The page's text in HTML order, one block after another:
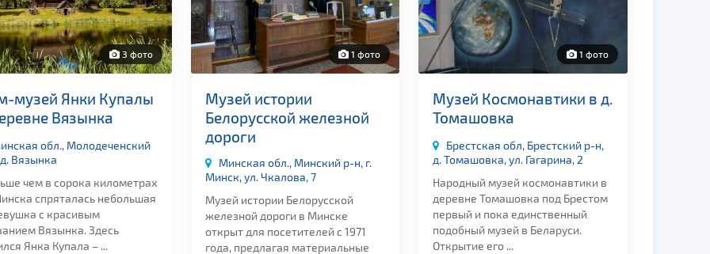
3 фото
музей Янки Купалы
Вязынка
обл., Молодеченский
Вязынка
чем в сорока километрах
спряталась небольшая
с красивым
Вязынка. Здесь
Янка Купала – ...
1 фото
Музей истории
Белорусской железной
дороги
Минская обл., Минский р-н, г.
Минск, ул. Чкалова, 7
Музей истории Белорусской
железной дороги в Минске
открыт для посетителей с 1971
года, предлагая материальные
1 фото
Музей Космонавтики в д.
Томашовка
Брестская обл, Брестский р-н,
д. Томашовка, ул. Гагарина, 2
Народный музей космонавтики в
деревне Томашовка под Брестом
первый и пока единственный
подобный музей в Беларуси.
Открытие его ...